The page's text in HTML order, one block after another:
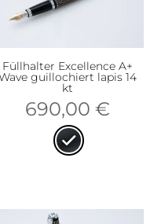
Füllhalter Excellence A+
guillochiert lapis 14
kt
690,00 €